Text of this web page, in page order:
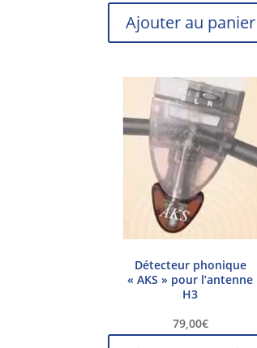
Ajouter au panier
Détecteur phonique
« AKS » pour l’antenne
H3
79,00€